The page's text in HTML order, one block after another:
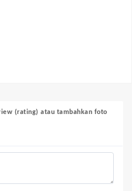
(rating) atau tambahkan foto